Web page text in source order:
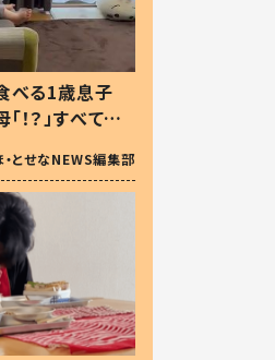
べる1歳息子
！？」すべてを
愛いから許
・とせなNEWS編集部